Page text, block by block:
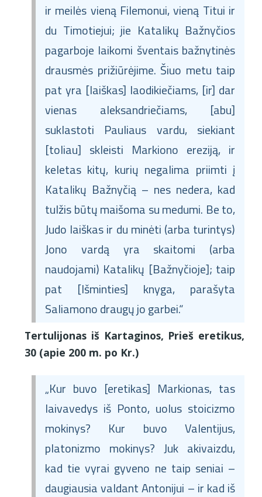
ir meilės vieną Filemonui, vieną Titui ir
du Timotiejui; jie Katalikų Bažnyčios
pagarboje laikomi šventais bažnytinės
drausmės prižiūrėjime. Šiuo metu taip
pat yra [laiškas] laodikiečiams, [ir] dar
vienas aleksandriečiams, [abu]
suklastoti Pauliaus vardu, siekiant
[toliau] skleisti Markiono ereziją, ir
keletas kitų, kurių negalima priimti į
Katalikų Bažnyčią – nes nedera, kad
tulžis būtų maišoma su medumi. Be to,
Judo laiškas ir du minėti (arba turintys)
Jono vardą yra skaitomi (arba
naudojami) Katalikų [Bažnyčioje]; taip
pat [Išminties] knyga, parašyta
Saliamono draugų jo garbei.“
Tertulijonas iš Kartaginos, Prieš eretikus,
30 (apie 200 m. po Kr.)
„Kur buvo [eretikas] Markionas, tas
laivavedys iš Ponto, uolus stoicizmo
mokinys? Kur buvo Valentijus,
platonizmo mokinys? Juk akivaizdu,
kad tie vyrai gyveno ne taip seniai –
daugiausia valdant Antonijui – ir kad iš